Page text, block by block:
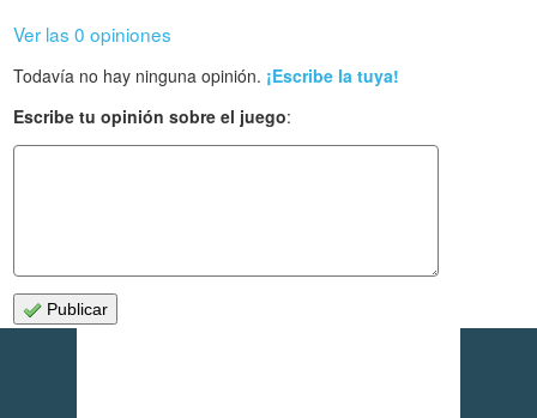
Ver las 0 opiniones
Todavía no hay ninguna opinión. ¡Escribe la tuya!
Escribe tu opinión sobre el juego:
Publicar